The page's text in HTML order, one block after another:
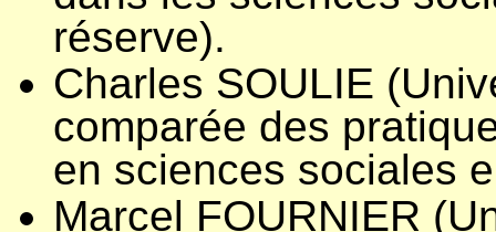
réserve).
Charles SOULIE
comparée des
en sciences sociales
Marcel FOURNIER